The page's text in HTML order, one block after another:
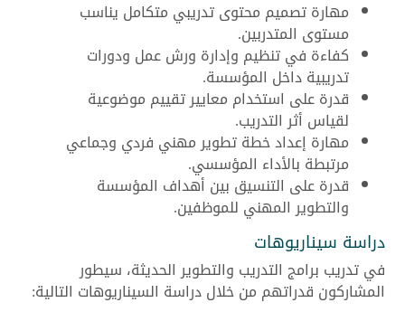
مهارة تصميم محتوى تدريبي متكامل يناسب
مستوى المتدربين.
كفاءة في تنظيم وإدارة ورش عمل ودورات
تدريبية داخل المؤسسة.
قدرة على استخدام معايير تقييم موضوعية
لقياس أثر التدريب.
مهارة إعداد خطة تطوير مهني فردي وجماعي
مرتبطة بالأداء المؤسسي.
قدرة على التنسيق بين أهداف المؤسسة
والتطوير المهني للموظفين.
دراسة سيناريوهات
في تدريب برامج التدريب والتطوير الحديثة، سيطور
المشاركون قدراتهم من خلال دراسة السيناريوهات التالية: